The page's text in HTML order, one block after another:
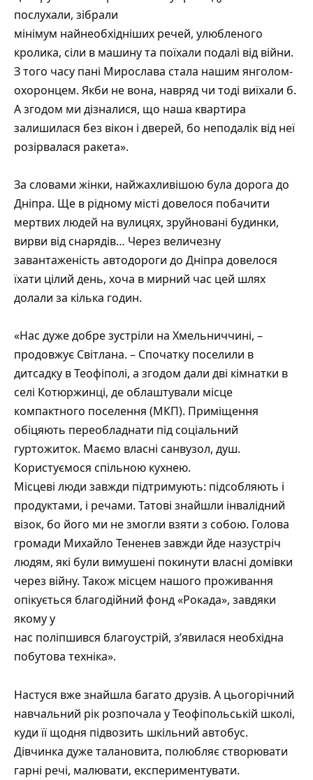
послухали, зібрали
мінімум найнеобхідніших речей, улюбленого
кролика, сіли в машину та поїхали подалі від війни.
З того часу пані Мирослава стала нашим янголом-
охоронцем. Якби не вона, навряд чи тоді виїхали б.
А згодом ми дізналися, що наша квартира
залишилася без вікон і дверей, бо неподалік від неї
розірвалася ракета».
За словами жінки, найжахливішою була дорога до
Дніпра. Ще в рідному місті довелося побачити
мертвих людей на вулицях, зруйновані будинки,
вирви від снарядів… Через величезну
завантаженість автодороги до Дніпра довелося
їхати цілий день, хоча в мирний час цей шлях
долали за кілька годин.
«Нас дуже добре зустріли на Хмельниччині, –
продовжує Світлана. – Спочатку поселили в
дитсадку в Теофіполі, а згодом дали дві кімнатки в
селі Котюржинці, де облаштували місце
компактного поселення (МКП). Приміщення
обіцяють переобладнати під соціальний
гуртожиток. Маємо власні санвузол, душ.
Користуємося спільною кухнею.
Місцеві люди завжди підтримують: підсобляють і
продуктами, і речами. Татові знайшли інвалідний
візок, бо його ми не змогли взяти з собою. Голова
громади Михайло Тененев завжди йде назустріч
людям, які були вимушені покинути власні домівки
через війну. Також місцем нашого проживання
опікується благодійний фонд «Рокада», завдяки
якому у
нас поліпшився благоустрій, з’явилася необхідна
побутова техніка».
Настуся вже знайшла багато друзів. А цьогорічний
навчальний рік розпочала у Теофіпольській школі,
куди її щодня підвозить шкільний автобус.
Дівчинка дуже талановита, полюбляє створювати
гарні речі, малювати, експериментувати.